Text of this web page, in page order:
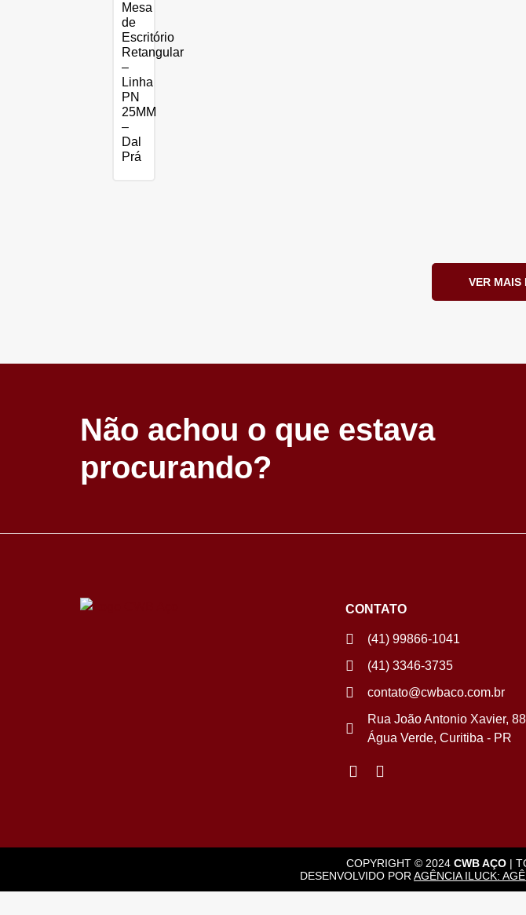
Mesa
de
Escritório
Retangular
–
Linha
PN
25MM
–
Dal
Prá
VER MAIS
Não achou o que estava
procurando?
CONTATO
(41) 99866-1041
(41) 3346-3735
contato@cwbaco.com.br
Rua João Antonio Xavier,
Água Verde, Curitiba - PR
COPYRIGHT © 2024 CWB AÇO |
DESENVOLVIDO POR AGÊNCIA ILUCK: